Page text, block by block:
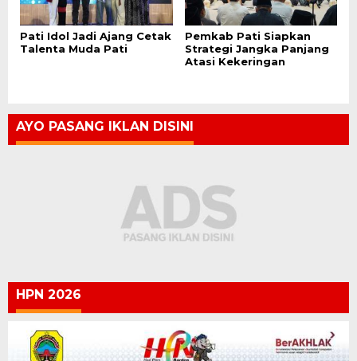
Pati Idol Jadi Ajang Cetak
Talenta Muda Pati
Pemkab Pati Siapkan
Strategi Jangka Panjang
Atasi Kekeringan
AYO PASANG IKLAN DISINI
HPN 2026